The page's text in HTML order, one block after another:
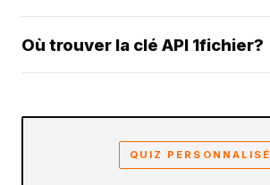
Où trouver la clé API 1fichier?
QUIZ PERSONNALISÉ